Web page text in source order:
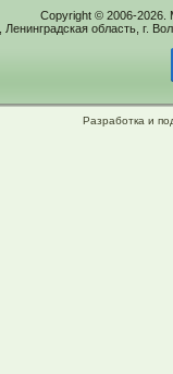
Copyright © 2006-2026.
Ленинградская область, г.
Разработка и